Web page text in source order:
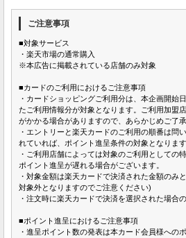
ご注意事項
■対象サービス
・楽天市場の通常購入
※本広告に掲載されている店舗のみ対象
■カードのご利用におけるご注意事項
・カードショッピングご利用分は、本企画開始
たご利用情報分が対象となります。ご利用加盟
がかかる場合がありますので、あらかじめご了承
・エントリーと楽天カードのご利用の順番は問
れていれば、ポイント進呈条件の対象となります
・ご利用店舗によっては対象のご利用としての
ポイント進呈が遅れる場合がございます。
・対象金額は楽天カードで決済された金額のみ
対象外となりますのでご注意ください)
・注文時に楽天カードで決済を選択された場合
■ポイント進呈におけるご注意事項
・進呈ポイント数の発表は本カード会員様への